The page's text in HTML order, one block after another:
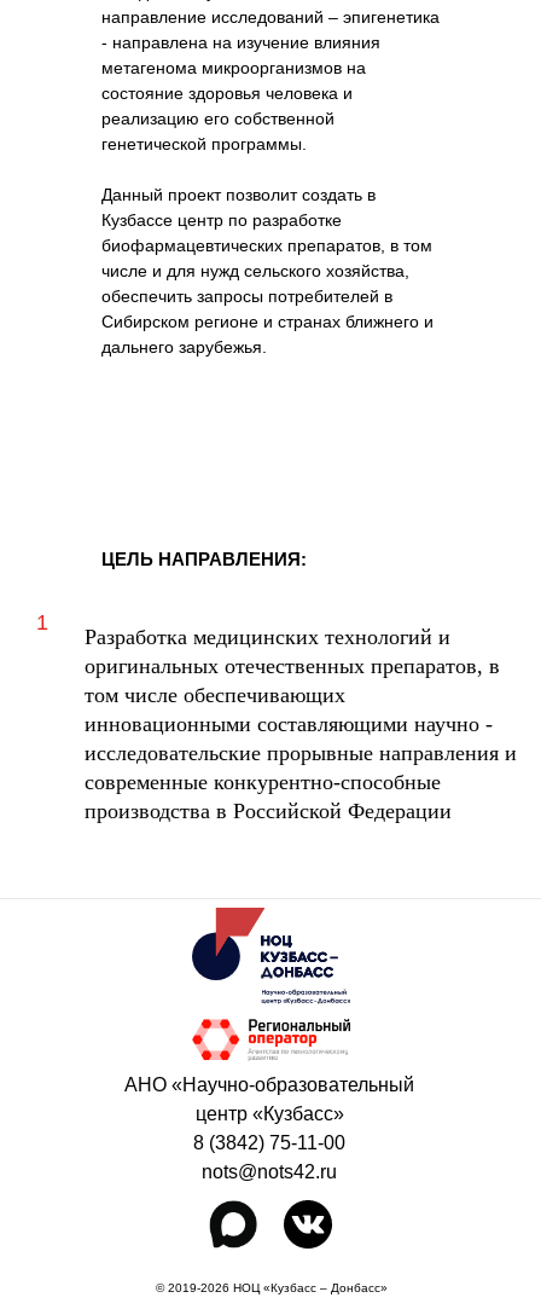
направление исследований – эпигенетика
- направлена на изучение влияния
метагенома микроорганизмов на
состояние здоровья человека и
реализацию его собственной
генетической программы.
Данный проект позволит создать в
Кузбассе центр по разработке
биофармацевтических препаратов, в том
числе и для нужд сельского хозяйства,
обеспечить запросы потребителей в
Сибирском регионе и странах ближнего и
дальнего зарубежья.
ЦЕЛЬ НАПРАВЛЕНИЯ:
Разработка медицинских технологий и
оригинальных отечественных препаратов, в
том числе обеспечивающих
инновационными составляющими научно -
исследовательские прорывные направления и
современные конкурентно-способные
производства в Российской Федерации
АНО «Научно-образовательный
центр «Кузбасс»
8 (3842) 75-11-00
nots@nots42.ru
© 2019-2026 НОЦ «Кузбасс – Донбасс»